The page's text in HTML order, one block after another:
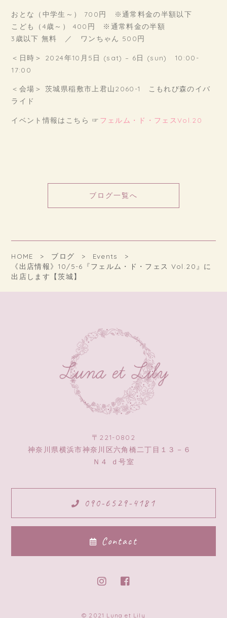
おとな（中学生～） 700円 ※通常料金の半額以下
こども（4歳～） 400円 ※通常料金の半額
3歳以下 無料 ／ ワンちゃん 500円
＜日時＞ 2024年10月5日 (sat) – 6日 (sun) 10:00-
17:00
＜会場＞ 茨城県稲敷市上君山2060-1 こもれび森のイバ
ライド
イベント情報はこちら ☞ フェルム・ド・フェスVol.20
ブログ一覧へ
HOME ブログ
Events
《出店情報》10/5-6『フェルム・ド・フェス Vol.20』に
出店します【茨城】
〒221-0802
神奈川県横浜市神奈川区六角橋二丁目１３－６
Ｎ４ ｄ号室
090-6529-4181
Contact
© 2021 Luna et Lily